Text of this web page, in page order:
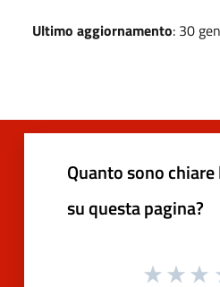
Ultimo aggiornamento: 30
Quanto sono
su questa pagina?